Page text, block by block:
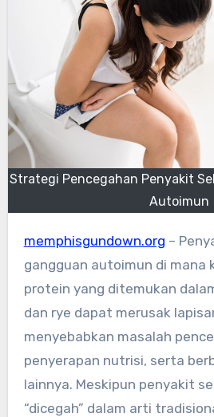
Strategi Pencegahan Penyakit
Autoimun
memphisgundown.org –
gangguan autoimun di mana
protein yang ditemukan
dan rye dapat merusak
menyebabkan masalah
penyerapan nutrisi, serta
lainnya. Meskipun penyakit
“dicegah” dalam arti